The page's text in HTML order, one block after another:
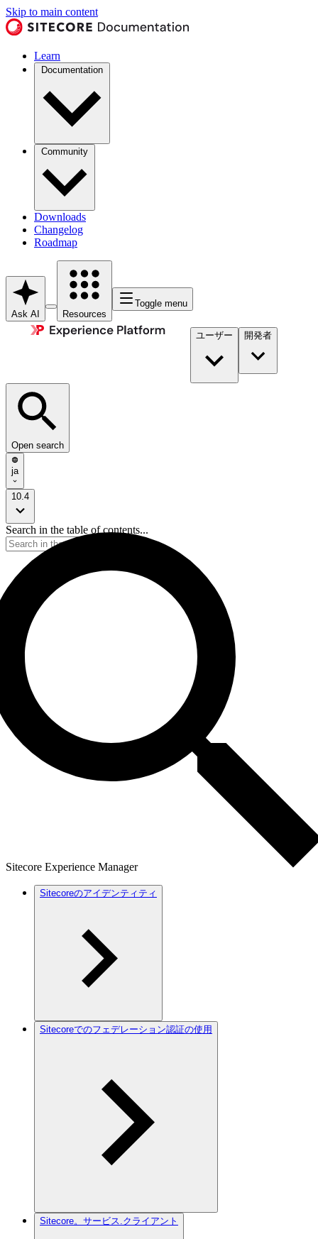
Skip to main content
Learn
Documentation
Community
Downloads
Changelog
Roadmap
Ask AI Resources
Toggle menu
ユーザー 開発者​
Open search
ja
10.4
Search in the table of contents...
Sitecore Experience Manager
Sitecoreのアイデンティティ
Sitecoreでのフェデレーション認証の使用
Sitecore。サービス.クライアント